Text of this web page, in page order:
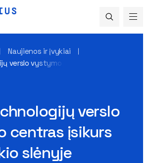
Naujienos ir įvykiai
verslo vystymo centras įsikurs
verslo
centras įsikurs
slėnyje